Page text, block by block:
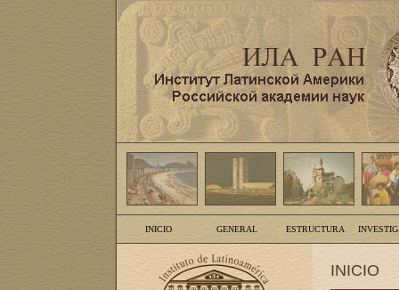
INICIO GENERAL ESTRUCTURA
INICIO